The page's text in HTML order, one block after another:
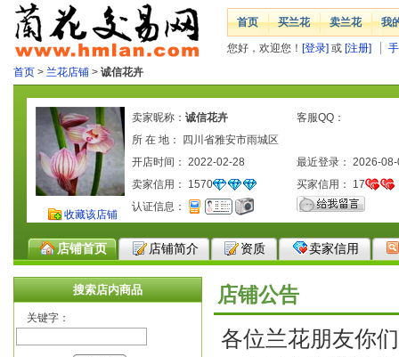
首页 买兰花 卖兰花 我
您好，欢迎您！ [登录] 或 [注册]
首页 > 兰花店铺 > 诚信花卉
收藏该店铺
卖家昵称： 诚信花卉
客服QQ：
所 在 地： 四川省雅安市雨城区
开店时间： 2022-02-28
最近登录： 2026-
卖家信用： 1570 买家信用： 17
认证信息：
店铺首页 店铺简介 资质 卖家信用
搜索店内商品
关键字：
店铺公告
各位兰花朋友你